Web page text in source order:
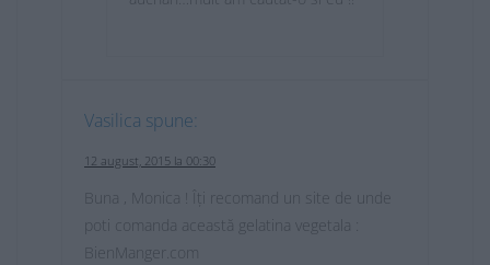
Vasilica spune:
12 august, 2015 la 00:30
Buna , Monica ! Îți recomand un site de unde
poti comanda această gelatina vegetala :
BienManger.com